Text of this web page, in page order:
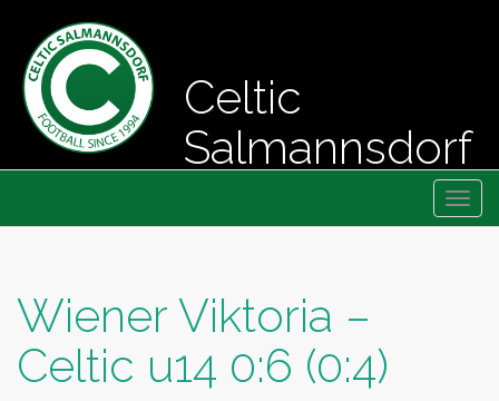
Celtic
Salmannsdorf
Menu
Wiener Viktoria –
Celtic u14 0:6 (0:4)